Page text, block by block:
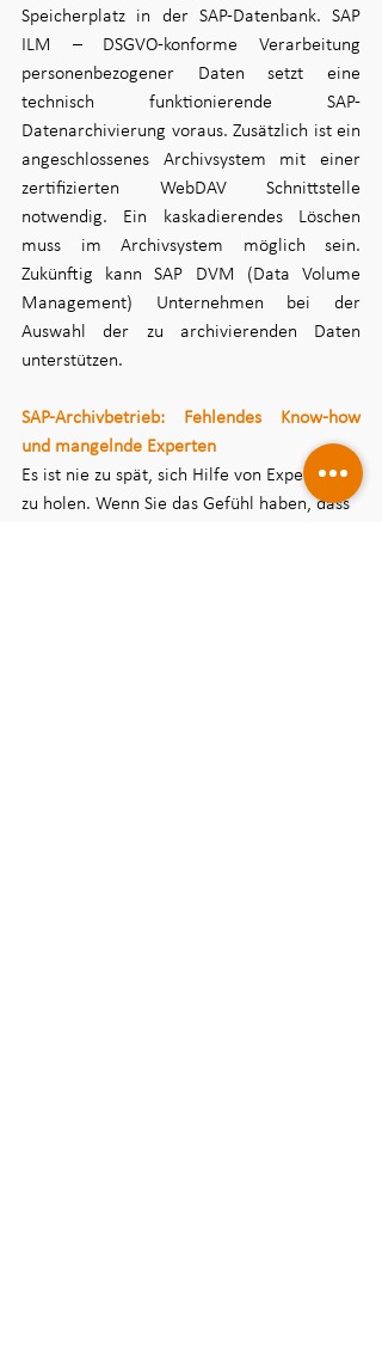
Speicherplatz in der SAP-Datenbank. SAP
ILM – DSGVO-konforme Verarbeitung
personenbezogener Daten setzt eine
technisch funktionierende SAP-
Datenarchivierung voraus. Zusätzlich ist ein
angeschlossenes Archivsystem mit einer
zertifizierten WebDAV Schnittstelle
notwendig. Ein kaskadierendes Löschen
muss im Archivsystem möglich sein.
Zukünftig kann SAP DVM (Data Volume
Management) Unternehmen bei der
Auswahl der zu archivierenden Daten
unterstützen.
SAP-Archivbetrieb: Fehlendes Know-how
und mangelnde Experten
Es ist nie zu spät, sich Hilfe von Experten
zu holen. Wenn Sie das Gefühl haben, dass